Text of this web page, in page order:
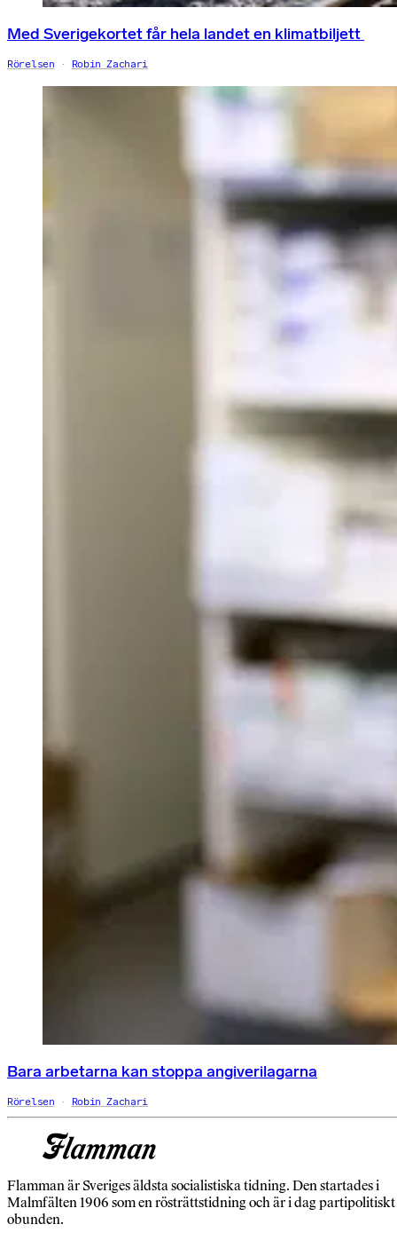
Med Sverigekortet får hela landet en klimatbiljett
Rörelsen Robin Zachari
Bara arbetarna kan stoppa angiverilagarna
Rörelsen Robin Zachari
Flamman är Sveriges äldsta socialistiska tidning. Den startades i
Malmfälten 1906 som en rösträttstidning och är i dag partipolitiskt
obunden.